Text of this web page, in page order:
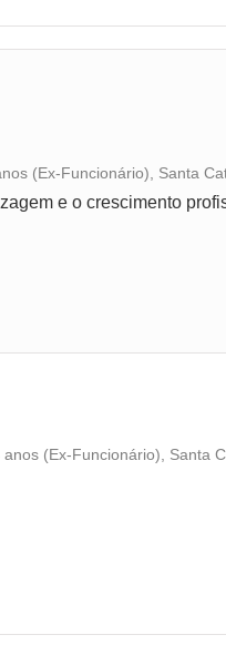
com a vida familiar
(Ex-Funcionário), Santa
e o crescimento
(Ex-Funcionário), Santa